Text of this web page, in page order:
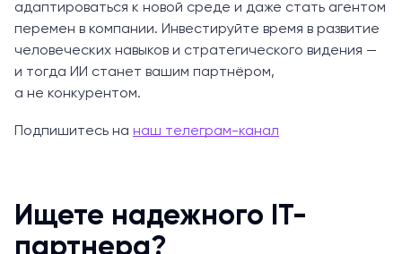
адаптироваться к новой среде и даже стать агентом
перемен в компании. Инвестируйте время в развитие
человеческих навыков и стратегического видения —
и тогда ИИ станет вашим партнёром,
а не конкурентом.
Подпишитесь на наш телеграм-канал
Ищете надежного IT-
партнера?